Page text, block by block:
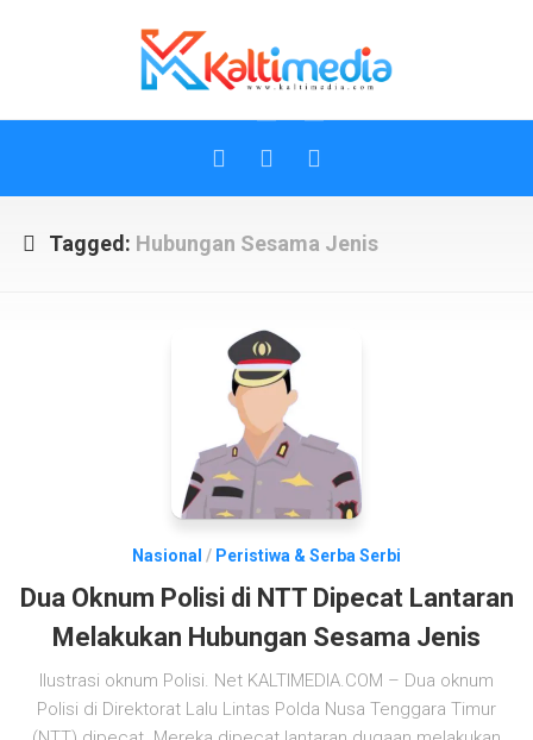
Tagged: Hubungan Sesama Jenis
Nasional / Peristiwa & Serba Serbi
Dua Oknum Polisi di NTT Dipecat Lantaran
Melakukan Hubungan Sesama Jenis
Ilustrasi oknum Polisi. Net KALTIMEDIA.COM – Dua oknum
Polisi di Direktorat Lalu Lintas Polda Nusa Tenggara Timur